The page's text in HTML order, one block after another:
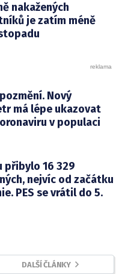
nakažených
je zatím méně
Nový
má lépe ukazovat
v populaci
přibylo 16 329
nejvíc od začátku
PES se vrátil do 5.
DALŠÍ ČLÁNKY